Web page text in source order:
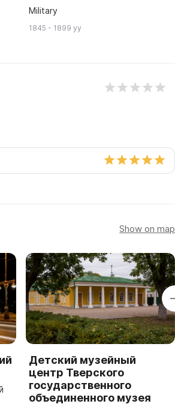
Military
1845 - 1899 yy
Show on map
Детский музейный
центр Тверского
государственного
объединенного музея